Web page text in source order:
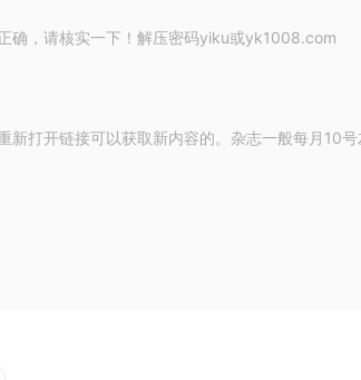
确，请核实一下！解压密码yiku或yk1008.com
新打开链接可以获取新内容的。杂志一般每月10号